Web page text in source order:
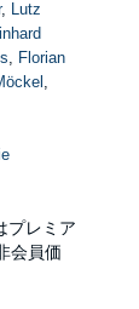
, Lutz
, Florian
,
プレミア
会員価